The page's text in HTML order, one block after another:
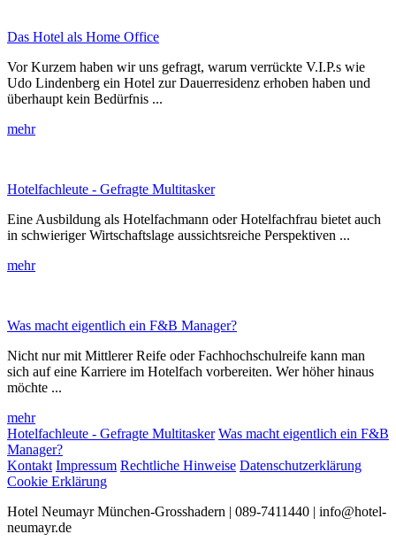
Das Hotel als Home Office
Vor Kurzem haben wir uns gefragt, warum verrückte V.I.P.s wie
Udo Lindenberg ein Hotel zur Dauerresidenz erhoben haben und
überhaupt kein Bedürfnis ...
mehr
Hotelfachleute - Gefragte Multitasker
Eine Ausbildung als Hotelfachmann oder Hotelfachfrau bietet auch
in schwieriger Wirtschaftslage aussichtsreiche Perspektiven ...
mehr
Was macht eigentlich ein F&B Manager?
Nicht nur mit Mittlerer Reife oder Fachhochschulreife kann man
sich auf eine Karriere im Hotelfach vorbereiten. Wer höher hinaus
möchte ...
mehr
Hotelfachleute - Gefragte Multitasker Was macht eigentlich ein F&B
Manager?
Kontakt Impressum Rechtliche Hinweise Datenschutzerklärung
Cookie Erklärung
Hotel Neumayr München-Grosshadern | 089-7411440 | info@hotel-
neumayr.de